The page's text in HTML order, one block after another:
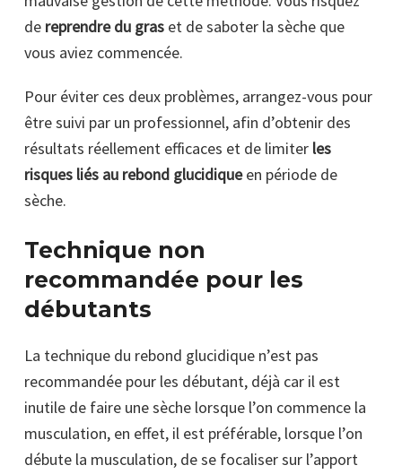
de reprendre du gras et de saboter la sèche que
vous aviez commencée.
Pour éviter ces deux problèmes, arrangez-vous pour
être suivi par un professionnel, afin d’obtenir des
résultats réellement efficaces et de limiter les
risques liés au rebond glucidiqueen période de
sèche.
Technique non
recommandée pour les
débutants
La technique du rebond glucidique n’est pas
recommandée pour les débutant, déjà car il est
inutile de faire une sèche lorsque l’on commence la
musculation, en effet, il est préférable, lorsque l’on
débute la musculation, de se focaliser sur l’apport